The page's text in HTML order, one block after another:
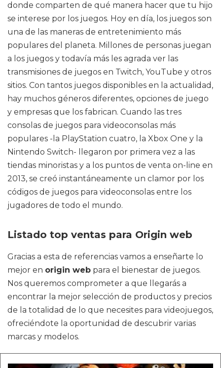
donde comparten de qué manera hacer que tu hijo
se interese por los juegos. Hoy en día, los juegos son
una de las maneras de entretenimiento más
populares del planeta. Millones de personas juegan
a los juegos y todavía más les agrada ver las
transmisiones de juegos en Twitch, YouTube y otros
sitios. Con tantos juegos disponibles en la actualidad,
hay muchos géneros diferentes, opciones de juego
y empresas que los fabrican. Cuando las tres
consolas de juegos para videoconsolas más
populares -la PlayStation cuatro, la Xbox One y la
Nintendo Switch- llegaron por primera vez a las
tiendas minoristas y a los puntos de venta on-line en
2013, se creó instantáneamente un clamor por los
códigos de juegos para videoconsolas entre los
jugadores de todo el mundo.
Listado top ventas para Origin web
Gracias a esta de referencias vamos a enseñarte lo
mejor en origin web para el bienestar de juegos.
Nos queremos comprometer a que llegarás a
encontrar la mejor selección de productos y precios
de la totalidad de lo que necesites para videojuegos,
ofreciéndote la oportunidad de descubrir varias
marcas y modelos.